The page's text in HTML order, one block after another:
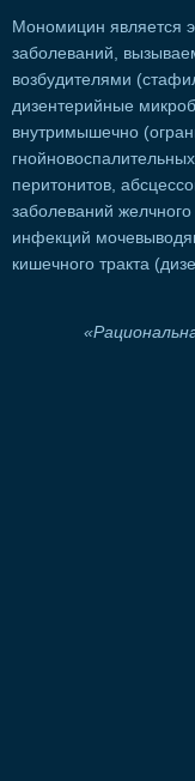
Мономицин является
заболеваний,
возбудителями
дизентерийные
внутримышечно
перитонитов,
заболеваний
инфекций
кишечного тракта